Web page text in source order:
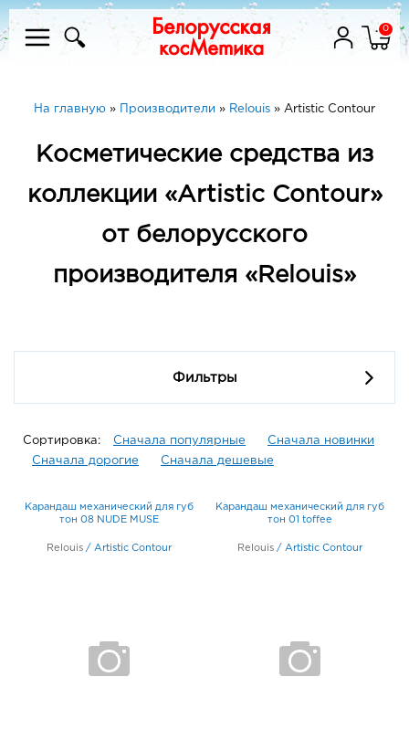
0
На главную » Производители » Relouis » Artistic Contour
Косметические средства из
коллекции «Artistic Contour»
от белорусского
производителя «Relouis»
Фильтры
Сортировка: Сначала популярные
Сначала новинки
Сначала дорогие
Сначала дешевые
Карандаш механический для губ
тон 08 NUDE MUSE
Relouis / Artistic Contour
Карандаш механический для губ
тон 01 toffee
Relouis / Artistic Contour